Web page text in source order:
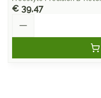
€ 39,47